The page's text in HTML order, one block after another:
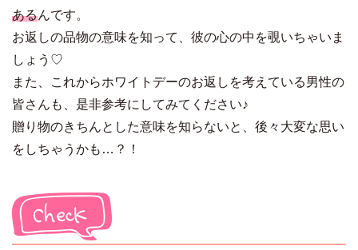
あるんです。
お返しの品物の意味を知って、彼の心の中を覗いちゃいま
しょう♡
また、これからホワイトデーのお返しを考えている男性の
皆さんも、是非参考にしてみてください♪
贈り物のきちんとした意味を知らないと、後々大変な思い
をしちゃうかも…？！